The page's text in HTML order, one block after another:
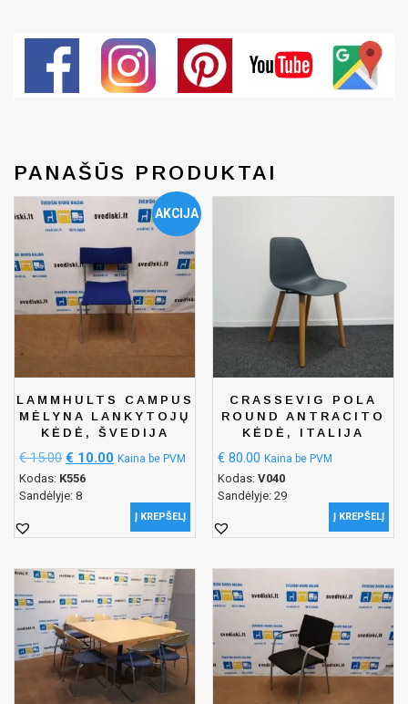
PANAŠŪS PRODUKTAI
AKCIJA
LAMMHULTS CAMPUS
MĖLYNA LANKYTOJŲ
KĖDĖ, ŠVEDIJA
€15.00 € 10.00 Kaina be PVM
Kodas: K556
Sandėlyje: 8
Į KREPŠELĮ
CRASSEVIG POLA
ROUND ANTRACITO
KĖDĖ, ITALIJA
€ 80.00 Kaina be PVM
Kodas: V040
Sandėlyje: 29
Į KREPŠELĮ